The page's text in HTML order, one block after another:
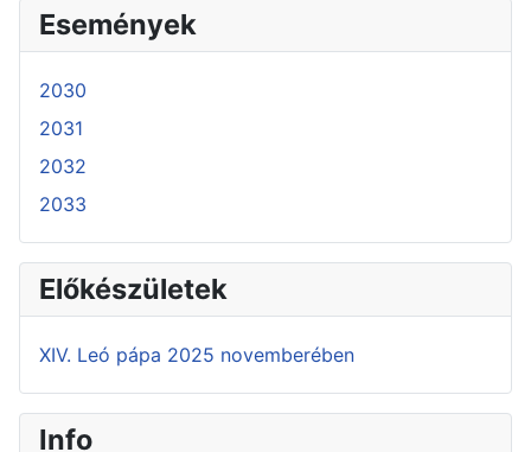
Események
2030
2031
2032
2033
Előkészületek
XIV. Leó pápa 2025 novemberében
Info